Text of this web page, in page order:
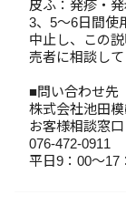
皮ふ：発疹・
3、5～6日間使
中止し、この
売者に相談し
■問い合わせ先
株式会社池田
お客様相談窓口
076-472-0911
平日9：00～17